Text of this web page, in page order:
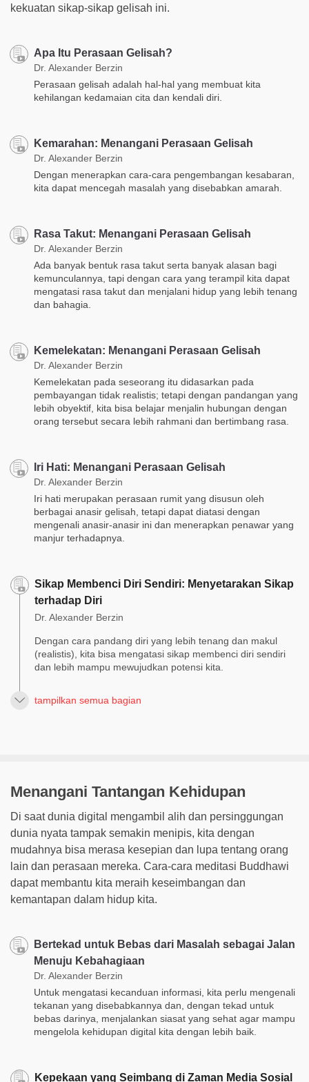
kekuatan sikap-sikap gelisah ini.
Apa Itu Perasaan Gelisah?
Dr. Alexander Berzin
Perasaan gelisah adalah hal-hal yang membuat kita
kehilangan kedamaian cita dan kendali diri.
Kemarahan: Menangani Perasaan Gelisah
Dr. Alexander Berzin
Dengan menerapkan cara-cara pengembangan kesabaran,
kita dapat mencegah masalah yang disebabkan amarah.
Rasa Takut: Menangani Perasaan Gelisah
Dr. Alexander Berzin
Ada banyak bentuk rasa takut serta banyak alasan bagi
kemunculannya, tapi dengan cara yang terampil kita dapat
mengatasi rasa takut dan menjalani hidup yang lebih tenang
dan bahagia.
Kemelekatan: Menangani Perasaan Gelisah
Dr. Alexander Berzin
Kemelekatan pada seseorang itu didasarkan pada
pembayangan tidak realistis; tetapi dengan pandangan yang
lebih obyektif, kita bisa belajar menjalin hubungan dengan
orang tersebut secara lebih rahmani dan bertimbang rasa.
Iri Hati: Menangani Perasaan Gelisah
Dr. Alexander Berzin
Iri hati merupakan perasaan rumit yang disusun oleh
berbagai anasir gelisah, tetapi dapat diatasi dengan
mengenali anasir-anasir ini dan menerapkan penawar yang
manjur terhadapnya.
Sikap Membenci Diri Sendiri: Menyetarakan Sikap
terhadap Diri
Dr. Alexander Berzin
Dengan cara pandang diri yang lebih tenang dan makul
(realistis), kita bisa mengatasi sikap membenci diri sendiri
dan lebih mampu mewujudkan potensi kita.
tampilkan semua bagian
Menangani Tantangan Kehidupan
Di saat dunia digital mengambil alih dan persinggungan
dunia nyata tampak semakin menipis, kita dengan
mudahnya bisa merasa kesepian dan lupa tentang orang
lain dan perasaan mereka. Cara-cara meditasi Buddhawi
dapat membantu kita meraih keseimbangan dan
kemantapan dalam hidup kita.
Bertekad untuk Bebas dari Masalah sebagai Jalan
Menuju Kebahagiaan
Dr. Alexander Berzin
Untuk mengatasi kecanduan informasi, kita perlu mengenali
tekanan yang disebabkannya dan, dengan tekad untuk
bebas darinya, menjalankan siasat yang sehat agar mampu
mengelola kehidupan digital kita dengan lebih baik.
Kepekaan yang Seimbang di Zaman Media Sosial